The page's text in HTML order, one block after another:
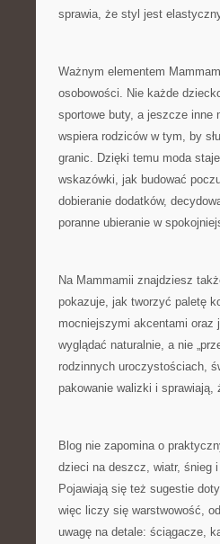
sprawia, że styl jest
Ważnym elementem
osobowości. Nie każde
sportowe buty, a jeszcze inne
wspiera rodziców w tym, by
granic. Dzięki temu moda
wskazówki, jak budować
dobieranie dodatków,
poranne ubieranie w
Na Mammamii znajdziesz
pokazuje, jak tworzyć paletę
mocniejszymi akcentami oraz
wyglądać naturalnie, a nie
rodzinnych uroczystościach,
pakowanie walizki i sprawiają,
Blog nie zapomina o
dzieci na deszcz, wiatr, śnieg
Pojawiają się też sugestie
więc liczy się warstwowość,
uwagę na detale: ściągacze,